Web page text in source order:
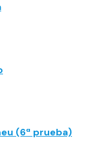
(6ª prueba)